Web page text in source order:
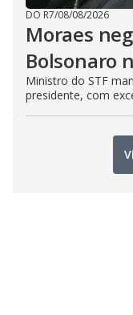
DO R7/08/08/2026
Moraes
Bolsonaro
Ministro do STF
presidente, com